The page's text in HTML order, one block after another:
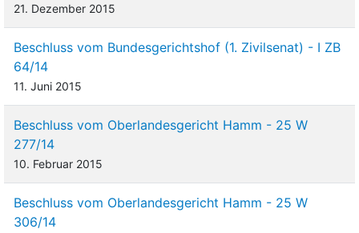
21. Dezember 2015
Beschluss vom Bundesgerichtshof (1. Zivilsenat) - I ZB
64/14
11. Juni 2015
Beschluss vom Oberlandesgericht Hamm - 25 W
277/14
10. Februar 2015
Beschluss vom Oberlandesgericht Hamm - 25 W
306/14